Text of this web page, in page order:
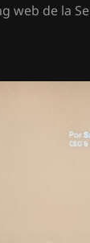
web de la